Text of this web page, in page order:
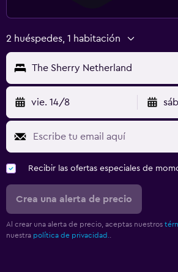
2 huéspedes, 1 habitación
The Sherry Netherland
vie. 14/8
Recibir las ofertas especiales de
Crea una alerta de precio
Al crear una alerta de precio, aceptas nuestros
nuestra política de privacidad.